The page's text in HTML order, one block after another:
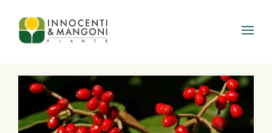
Skip to main content